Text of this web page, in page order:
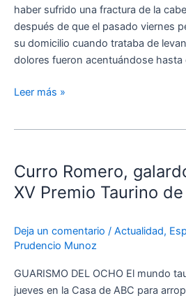
haber sufrido una fractura de la
después de que el pasado viernes
su domicilio cuando trataba de
dolores fueron acentuándose
Leer más »
Curro Romero,
XV Premio Taurino de
Deja un comentario / Actualidad,
Prudencio Munoz
GUARISMO DEL OCHO El mundo
jueves en la Casa de ABC para
galardonado
con
Premio
de
ABC